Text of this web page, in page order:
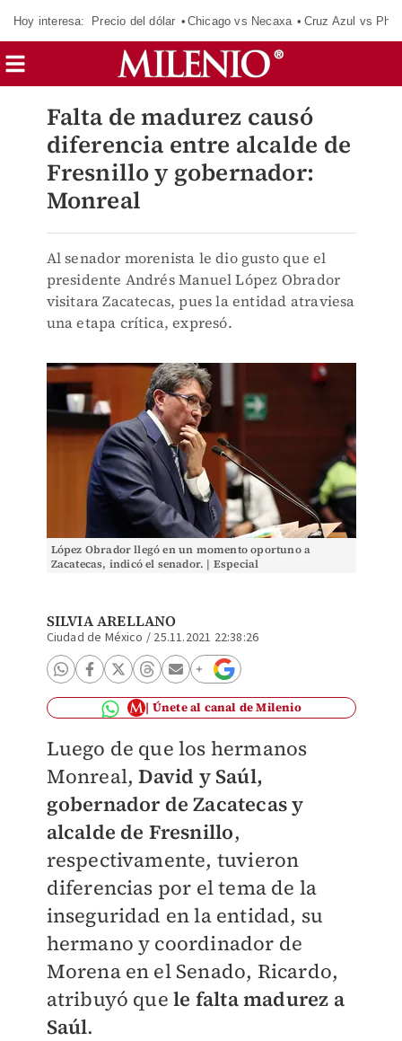
Hoy interesa: Precio del dólar Chicago vs Necaxa Cruz Azul vs
Falta de madurez causó
diferencia entre alcalde de
Fresnillo y gobernador:
Monreal
Al senador morenista le dio gusto que el
presidente Andrés Manuel López Obrador
visitara Zacatecas, pues la entidad atraviesa
una etapa crítica, expresó.
López Obrador llegó en un momento oportuno a
Zacatecas, indicó el senador. | Especial
SILVIA ARELLANO
Ciudad de México / 25.11.2021 22:38:26
Únete al canal de Milenio
Luego de que los hermanos
Monreal, David y Saúl,
gobernador de Zacatecas y
alcalde de Fresnillo,
respectivamente, tuvieron
diferencias por el tema de la
inseguridad en la entidad, su
hermano y coordinador de
Morena en el Senado, Ricardo,
atribuyó que le falta madurez a
Saúl.